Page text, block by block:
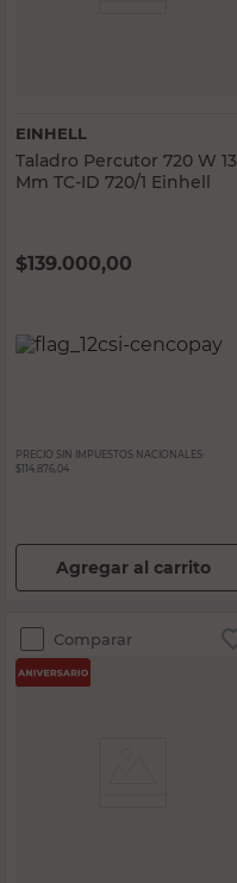
EINHELL
Taladro Percutor 720 W 13
Mm TC-ID 720/1 Einhell
$139.000,00
PRECIO SIN IMPUESTOS NACIONALES:
$114.876,04
Agregar al carrito
Comparar